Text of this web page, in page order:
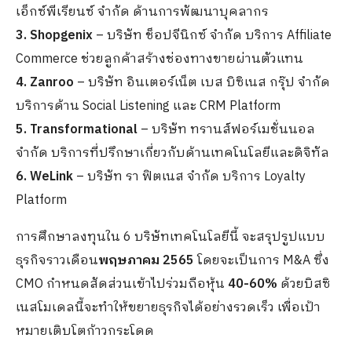
เอ็กซ์พีเรียนซ์ จำกัด ด้านการพัฒนาบุคลากร
3. Shopgenix– บริษัท ช็อปจีนิกซ์ จำกัด บริการ Affiliate
Commerce ช่วยลูกค้าสร้างช่องทางขายผ่านตัวแทน
4. Zanroo – บริษัท อินเตอร์เน็ต เบส บิซิเนส กรุ๊ป จำกัด
บริการด้าน Social Listening และ CRM Platform
5. Transformational– บริษัท ทรานส์ฟอร์เมชั่นนอล
จำกัด บริการที่ปรึกษาเกี่ยวกับด้านเทคโนโลยีและดิจิทัล
6. WeLink– บริษัท รา ฟิตเนส จำกัด บริการ Loyalty
Platform
การศึกษาลงทุนใน 6 บริษัทเทคโนโลยีนี้ จะสรุปรูปแบบ
ธุรกิจราวเดือนพฤษภาคม 2565โดยจะเป็นการ M&A ซึ่ง
CMO กำหนดสัดส่วนเข้าไปร่วมถือหุ้น 40-60% ด้วยบิสซิ
เนสโมเดลนี้จะทำให้ขยายธุรกิจได้อย่างรวดเร็ว เพื่อเป้า
หมายเติบโตก้าวกระโดด